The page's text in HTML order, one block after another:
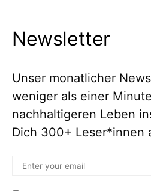
Newsletter
Unser monatlicher
weniger als einer
nachhaltigeren Leben
Dich 300+ Leser*innen